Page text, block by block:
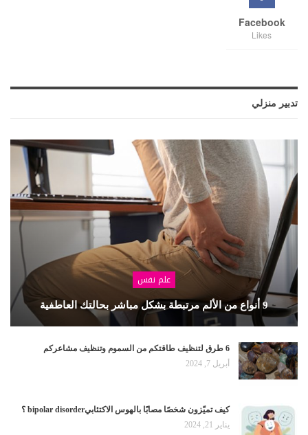
Facebook
Likes
تدبير منزلي
علم نفس
9 أنواع من الألم مرتبطة بشكل مباشر بحالتك العاطفية
6 طرق لتنظيف طاقتكم من السموم وتنظيف مشاعركم
أبريل 7, 2024
كيف تميّزون شخصًا مصابًا بالهوس الاكتئابيbipolar disorder ؟
يناير 21, 2024